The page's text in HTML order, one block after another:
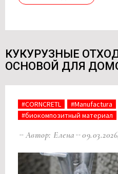
КУКУРУЗНЫЕ
ОСНОВОЙ ДЛЯ
#CORNCRETL
#Manufactura
#биокомпозитный материал
Автор: Елена